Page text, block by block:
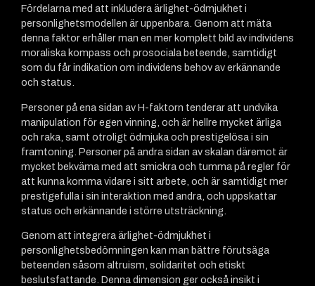
Fördelarna med att inkludera ärlighet-ödmjukhet i
personlighetsmodellen är uppenbara. Genom att mäta
denna faktor erhåller man en mer komplett bild av individens
moraliska kompass och prosociala beteende, samtidigt
som du får indikation om individens behov av erkännande
och status.
Personer på ena sidan av H-faktorn tenderar att undvika
manipulation för egen vinning, och är hellre mycket ärliga
och raka, samt otroligt ödmjuka och prestigelösa i sin
framtoning. Personer på andra sidan av skalan däremot är
mycket bekväma med att smickra och tumma på regler för
att kunna komma vidare i sitt arbete, och är samtidigt mer
prestigefulla i sin interaktion med andra, och uppskattar
status och erkännande i större utsträckning.
Genom att integrera ärlighet-ödmjukhet i
personlighetsbedömningen kan man bättre förutsäga
beteenden såsom altruism, solidaritet och etiskt
beslutsfattande. Denna dimension ger också insikt i